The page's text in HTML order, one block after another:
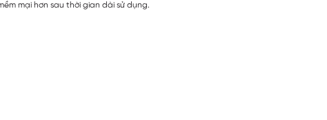
mại hơn sau thời gian dài sử dụng.